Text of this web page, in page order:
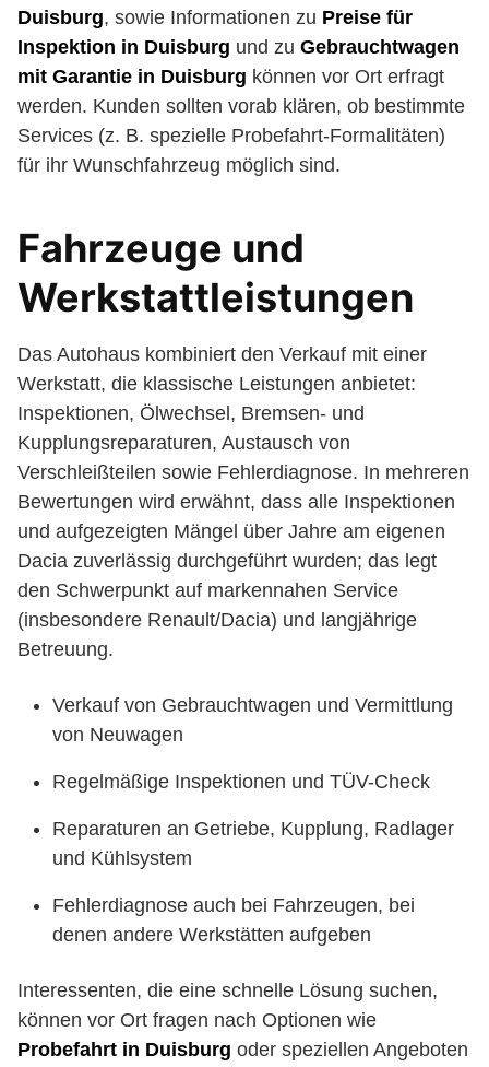
Duisburg, sowie Informationen zu Preise für
Inspektion in Duisburg und zu Gebrauchtwagen
mit Garantie in Duisburg können vor Ort erfragt
werden. Kunden sollten vorab klären, ob bestimmte
Services (z. B. spezielle Probefahrt-Formalitäten)
für ihr Wunschfahrzeug möglich sind.
Fahrzeuge und
Werkstattleistungen
Das Autohaus kombiniert den Verkauf mit einer
Werkstatt, die klassische Leistungen anbietet:
Inspektionen, Ölwechsel, Bremsen- und
Kupplungsreparaturen, Austausch von
Verschleißteilen sowie Fehlerdiagnose. In mehreren
Bewertungen wird erwähnt, dass alle Inspektionen
und aufgezeigten Mängel über Jahre am eigenen
Dacia zuverlässig durchgeführt wurden; das legt
den Schwerpunkt auf markennahen Service
(insbesondere Renault/Dacia) und langjährige
Betreuung.
Verkauf von Gebrauchtwagen und Vermittlung
von Neuwagen
Regelmäßige Inspektionen und TÜV-Check
Reparaturen an Getriebe, Kupplung, Radlager
und Kühlsystem
Fehlerdiagnose auch bei Fahrzeugen, bei
denen andere Werkstätten aufgeben
Interessenten, die eine schnelle Lösung suchen,
können vor Ort fragen nach Optionen wie
Probefahrt in Duisburg oder speziellen Angeboten